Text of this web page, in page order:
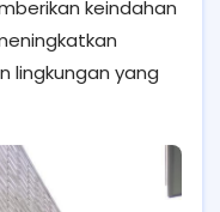
keindahan
lingkungan yang